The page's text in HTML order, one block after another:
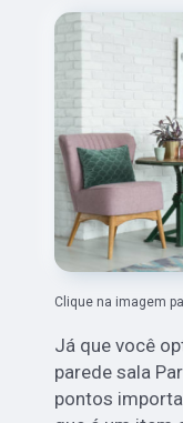
Clique na imagem
Já que você
parede sala
pontos